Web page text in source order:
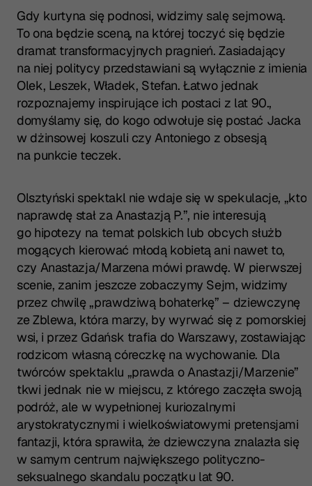
Gdy kurtyna się podnosi, widzimy salę sejmową.
To ona będzie sceną, na której toczyć się będzie
dramat transformacyjnych pragnień. Zasiadający
na niej politycy przedstawiani są wyłącznie z imienia:
Olek, Leszek, Władek, Stefan. Łatwo jednak
rozpoznajemy inspirujące ich postaci z lat 90.,
domyślamy się, do kogo odwołuje się postać Jacka
w dżinsowej koszuli czy Antoniego z obsesją
na punkcie teczek.
Olsztyński spektakl nie wdaje się w spekulacje, „kto
naprawdę stał za Anastazją P.”, nie interesują
go hipotezy na temat polskich lub obcych służb
mogących kierować młodą kobietą ani nawet to,
czy Anastazja/Marzena mówi prawdę. W pierwszej
scenie, zanim jeszcze zobaczymy Sejm, widzimy
przez chwilę „prawdziwą bohaterkę” – dziewczynę
ze Zblewa, która marzy, by wyrwać się z pomorskiej
wsi, i przez Gdańsk trafia do Warszawy, zostawiając
rodzicom własną córeczkę na wychowanie. Dla
twórców spektaklu „prawda o Anastazji/Marzenie”
tkwi jednak nie w miejscu, z którego zaczęła swoją
podróż, ale w wypełnionej kuriozalnymi
arystokratycznymi i wielkoświatowymi pretensjami
fantazji, która sprawiła, że dziewczyna znalazła się
w samym centrum największego polityczno-
seksualnego skandalu początku lat 90.